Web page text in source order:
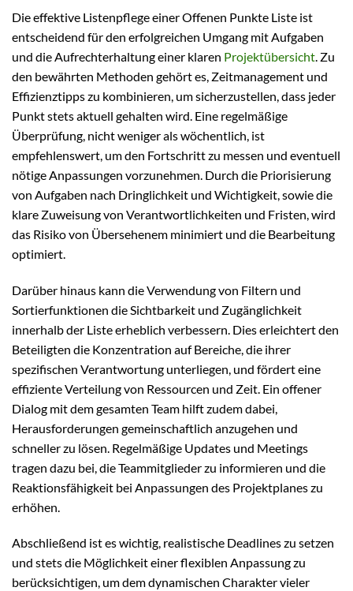
Die effektive Listenpflege einer Offenen Punkte Liste ist
entscheidend für den erfolgreichen Umgang mit Aufgaben
und die Aufrechterhaltung einer klaren Projektübersicht . Zu
den bewährten Methoden gehört es, Zeitmanagement und
Effizienztipps zu kombinieren, um sicherzustellen, dass jeder
Punkt stets aktuell gehalten wird. Eine regelmäßige
Überprüfung, nicht weniger als wöchentlich, ist
empfehlenswert, um den Fortschritt zu messen und eventuell
nötige Anpassungen vorzunehmen. Durch die Priorisierung
von Aufgaben nach Dringlichkeit und Wichtigkeit, sowie die
klare Zuweisung von Verantwortlichkeiten und Fristen, wird
das Risiko von Übersehenem minimiert und die Bearbeitung
optimiert.
Darüber hinaus kann die Verwendung von Filtern und
Sortierfunktionen die Sichtbarkeit und Zugänglichkeit
innerhalb der Liste erheblich verbessern. Dies erleichtert den
Beteiligten die Konzentration auf Bereiche, die ihrer
spezifischen Verantwortung unterliegen, und fördert eine
effiziente Verteilung von Ressourcen und Zeit. Ein offener
Dialog mit dem gesamten Team hilft zudem dabei,
Herausforderungen gemeinschaftlich anzugehen und
schneller zu lösen. Regelmäßige Updates und Meetings
tragen dazu bei, die Teammitglieder zu informieren und die
Reaktionsfähigkeit bei Anpassungen des Projektplanes zu
erhöhen.
Abschließend ist es wichtig, realistische Deadlines zu setzen
und stets die Möglichkeit einer flexiblen Anpassung zu
berücksichtigen, um dem dynamischen Charakter vieler